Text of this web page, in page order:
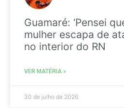
Guamaré: ‘Pensei
mulher escapa de
no interior do RN
VER MATÉRIA »
30 de julho de 2026